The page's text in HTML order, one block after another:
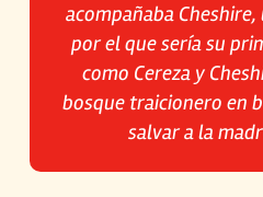
acompañaba
por el que sería su
como Cereza y
bosque traicionero en
salvar a la